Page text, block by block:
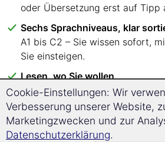
oder Übersetzung erst auf Tipp
Sechs Sprachniveaus, klar
A1 bis C2 – Sie wissen sofort,
Sie einsteigen.
Lesen, wo Sie wollen
im Browser auf PC, Tablet oder
Keine App, keine Installation.
Einmalig zahlen, kein Abo
keine Folgekosten, sofortiger
Cookie-Einstellungen: Wir
Verbesserung unserer Website,
Marketingzwecken und zur
Datenschutzerklärung.